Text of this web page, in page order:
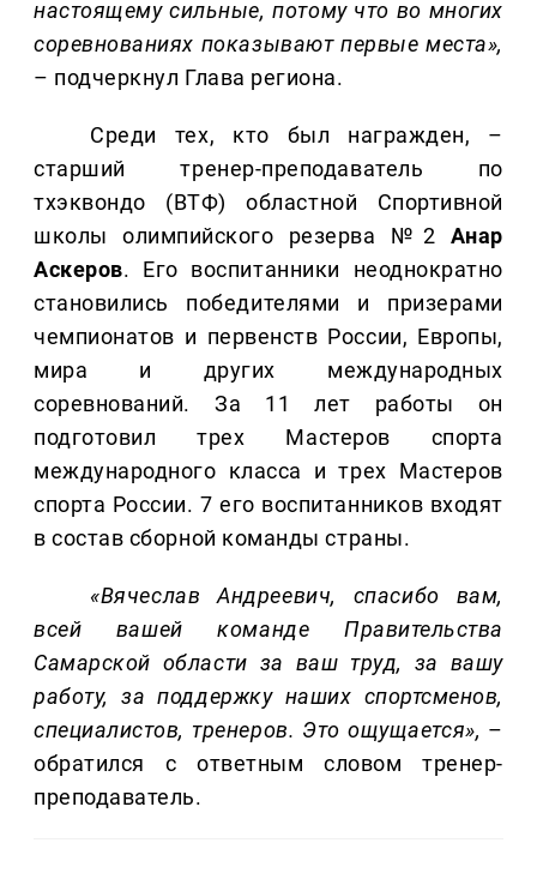
настоящему сильные, потому что во многих
соревнованиях показывают первые места»,
– подчеркнул Глава региона.
Среди тех, кто был награжден, –
старший тренер-преподаватель по
тхэквондо (ВТФ) областной Спортивной
школы олимпийского резерва №2 Анар
Аскеров. Его воспитанники неоднократно
становились победителями и призерами
чемпионатов и первенств России, Европы,
мира и других международных
соревнований. За 11 лет работы он
подготовил трех Мастеров спорта
международного класса и трех Мастеров
спорта России. 7 его воспитанников входят
в состав сборной команды страны.
«Вячеслав Андреевич, спасибо вам,
всей вашей команде Правительства
Самарской области за ваш труд, за вашу
работу, за поддержку наших спортсменов,
специалистов, тренеров. Это ощущается», –
обратился с ответным словом тренер-
преподаватель.